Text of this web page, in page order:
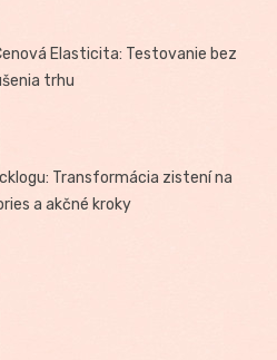
Elasticita: Testovanie bez
trhu
Transformácia zistení na
a akčné kroky